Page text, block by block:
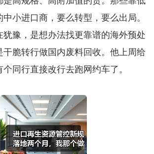
小进口商，要么转型，要么出局。
犹豫，是想办法找更靠谱的海外预处
干脆转行做国内废料回收。他上周给
同行直接改行去跑网约车了。